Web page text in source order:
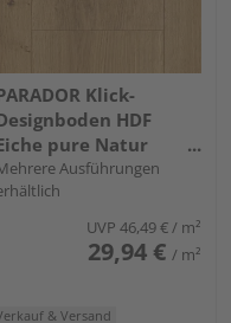
Klick-
HDF
pure Natur
-
One
Ausführungen
UVP 46,49 €/ m²
29,94 € / m²
& Versand